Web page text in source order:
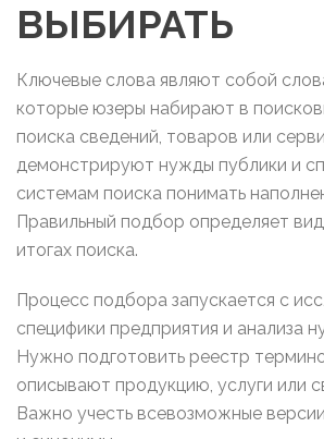
ВЫБИРАТЬ
Ключевые слова являют собой
которые юзеры набирают в
поиска сведений, товаров или
демонстрируют нужды публики и
системам поиска понимать
Правильный подбор определяет
итогах поиска.
Процесс подбора запускается с
специфики предприятия и анализа
Нужно подготовить реестр
описывают продукцию, услуги или
Важно учесть всевозможные